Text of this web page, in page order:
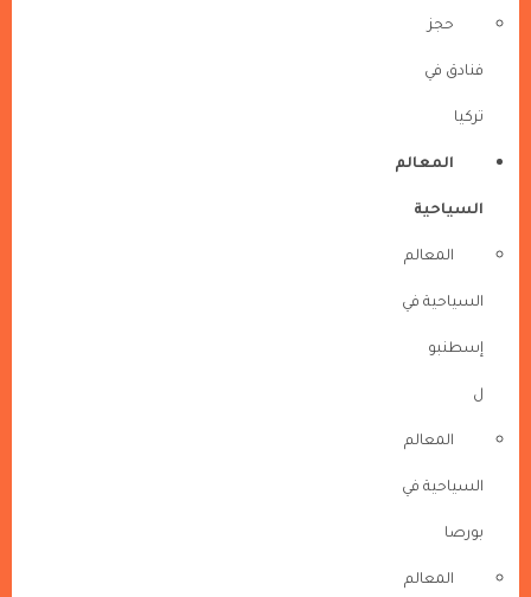
حجز
فنادق في
تركيا
المعالم
السياحية
المعالم
السياحية في
إسطنبو
ل
المعالم
السياحية في
بورصا
المعالم